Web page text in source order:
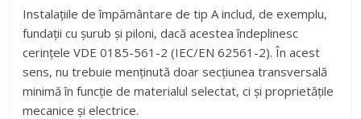
Instalațiile de împământare de tip A includ, de exemplu,
fundații cu șurub și piloni, dacă acestea îndeplinesc
cerințele VDE 0185-561-2 (IEC/EN 62561-2). În acest
sens, nu trebuie menținută doar secțiunea transversală
minimă în funcție de materialul selectat, ci și proprietățile
mecanice și electrice.